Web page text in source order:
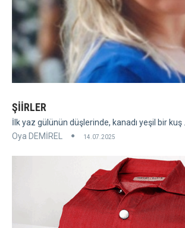
ŞİİRLER
İlk yaz gülünün düşlerinde, kanadı yeşil bir kuş ...
Oya DEMİREL
14.07.2025